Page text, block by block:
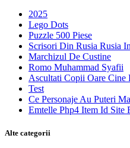
2025
Lego Dots
Puzzle 500 Piese
Scrisori Din Rusia Rusia
Marchizul De Custine
Romo Muhammad Syafii
Ascultati Copii Oare Cine
Test
Ce Personaje Au Puteri
Emtelle Php4 Item Id Site
Alte categorii